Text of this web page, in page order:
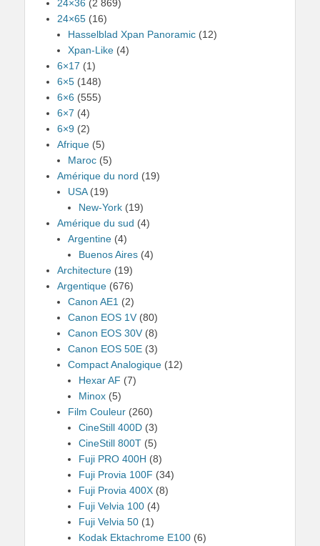
24×36 (2 869)
24×65 (16)
Hasselblad Xpan Panoramic (12)
Xpan-Like (4)
6×17 (1)
6×5 (148)
6×6 (555)
6×7 (4)
6×9 (2)
Afrique (5)
Maroc (5)
Amérique du nord (19)
USA(19)
New-York (19)
Amérique du sud (4)
Argentine (4)
Buenos Aires (4)
Architecture (19)
Argentique (676)
Canon AE1 (2)
Canon EOS 1V (80)
Canon EOS 30V (8)
Canon EOS 50E (3)
Compact Analogique (12)
Hexar AF (7)
Minox (5)
Film Couleur (260)
CineStill 400D (3)
CineStill 800T (5)
Fuji PRO 400H (8)
Fuji Provia 100F (34)
Fuji Provia 400X (8)
Fuji Velvia 100 (4)
Fuji Velvia 50 (1)
Kodak Ektachrome E100 (6)